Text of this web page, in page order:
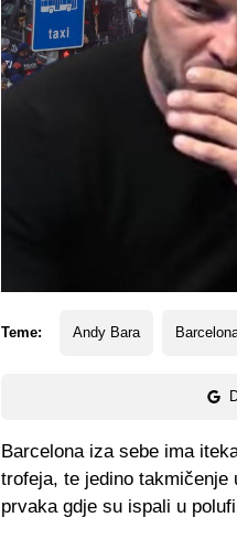
Teme: Andy Bara
Barcelona iza sebe ima
trofeja, te jedino takmičenje
prvaka gdje su ispali u